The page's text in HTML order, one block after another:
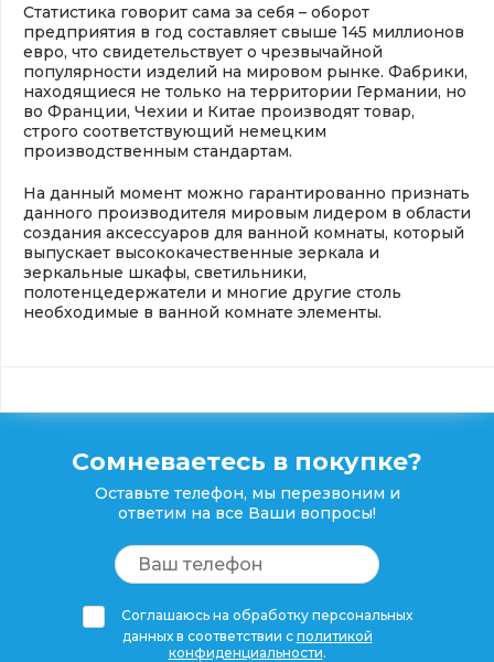
Статистика говорит сама за себя – оборот
предприятия в год составляет свыше 145 миллионов
евро, что свидетельствует о чрезвычайной
популярности изделий на мировом рынке. Фабрики,
находящиеся не только на территории Германии, но
во Франции, Чехии и Китае производят товар,
строго соответствующий немецким
производственным стандартам.
На данный момент можно гарантированно признать
данного производителя мировым лидером в области
создания аксессуаров для ванной комнаты, который
выпускает высококачественные зеркала и
зеркальные шкафы, светильники,
полотенцедержатели и многие другие столь
необходимые в ванной комнате элементы.
Сомневаетесь в покупке?
Оставьте телефон, мы перезвоним и
ответим на все Ваши вопросы!
Соглашаюсь на обработку персональных
данных в соответствии с политикой
конфиденциальности.